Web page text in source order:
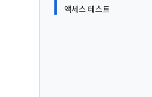
액세스 테스트